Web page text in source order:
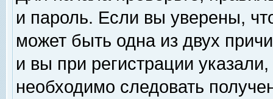
и пароль. Если вы уверены,
может быть одна из двух
и вы при регистрации
необходимо следовать